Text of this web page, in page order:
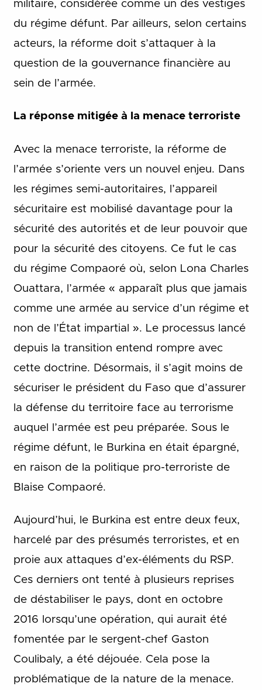
militaire, considérée comme un des vestiges
du régime défunt. Par ailleurs, selon certains
acteurs, la réforme doit s’attaquer à la
question de la gouvernance financière au
sein de l’armée.
La réponse mitigée à la menace terroriste
Avec la menace terroriste, la réforme de
l’armée s’oriente vers un nouvel enjeu. Dans
les régimes semi-autoritaires, l’appareil
sécuritaire est mobilisé davantage pour la
sécurité des autorités et de leur pouvoir que
pour la sécurité des citoyens. Ce fut le cas
du régime Compaoré où, selon Lona Charles
Ouattara, l’armée « apparaît plus que jamais
comme une armée au service d’un régime et
non de l’État impartial ». Le processus lancé
depuis la transition entend rompre avec
cette doctrine. Désormais, il s’agit moins de
sécuriser le président du Faso que d’assurer
la défense du territoire face au terrorisme
auquel l’armée est peu préparée. Sous le
régime défunt, le Burkina en était épargné,
en raison de la politique pro-terroriste de
Blaise Compaoré.
Aujourd’hui, le Burkina est entre deux feux,
harcelé par des présumés terroristes, et en
proie aux attaques d’ex-éléments du RSP.
Ces derniers ont tenté à plusieurs reprises
de déstabiliser le pays, dont en octobre
2016 lorsqu’une opération, qui aurait été
fomentée par le sergent-chef Gaston
Coulibaly, a été déjouée. Cela pose la
problématique de la nature de la menace.